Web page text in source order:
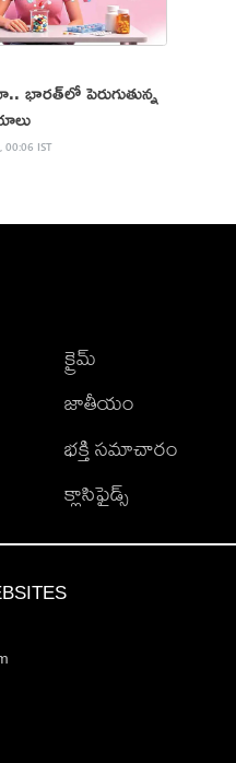
భారత్‌లో పెరుగుతున్న
00:06 IST
క్రైమ్
జాతీయం
భక్తి సమాచారం
క్లాసిఫైడ్స్